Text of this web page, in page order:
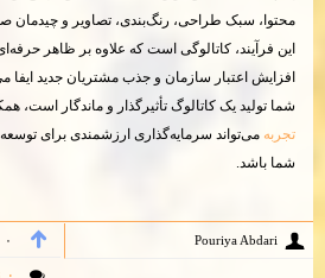
محتوا، سبک طراحی، رنگ‌بندی، تصاویر و چیدمان
این فرآیند، کاتالوگی است که علاوه بر ظاهر
افزایش اعتبار سازمان و جذب مشتریان جدید ایفا
شما تولید یک کاتالوگ تأثیرگذار و ماندگار است،
تجربه می‌تواند سرمایه‌گذاری ارزشمندی برای توسعه
شما باشد.
Pouriya Abdari